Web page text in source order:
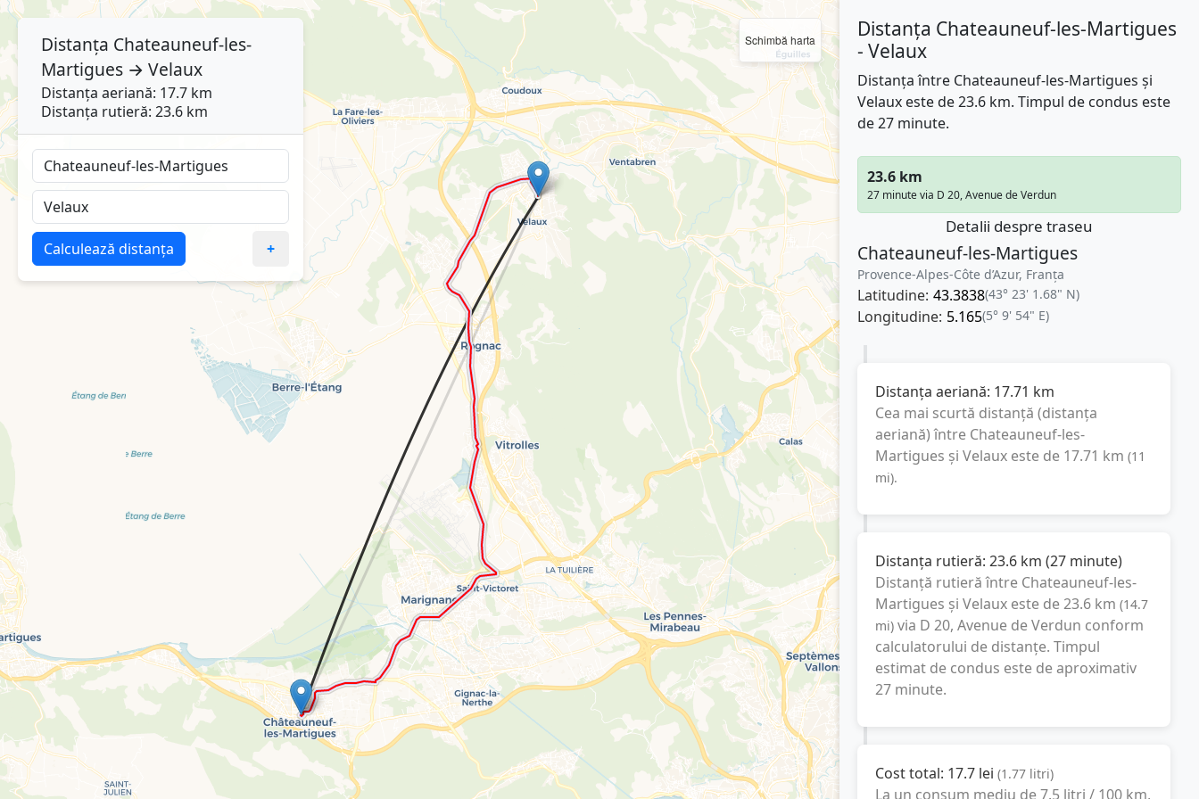
Schimbă harta
Distanța Chateauneuf-les-Martigues
- Velaux
Distanța între Chateauneuf-les-Martigues și
Velaux este de 23.6 km. Timpul de condus este
de 27 minute.
23.6 km
27 minute via D 20, Avenue de Verdun
Detalii despre traseu
Chateauneuf-les-Martigues
Provence-Alpes-Côte d’Azur, Franţa
Latitudine: 43.3838(43° 23' 1.68" N)
Longitudine: 5.165(5° 9' 54" E)
Distanța aeriană: 17.71 km
Cea mai scurtă distanță (distanța
aeriană) între Chateauneuf-les-
Martigues și Velauxeste de 17.71 km (11
mi).
Distanța rutieră: 23.6 km (27 minute)
Distanță rutieră între Chateauneuf-les-
Martigues și Velauxeste de23.6 km (14.7
mi) via D 20, Avenue de Verdun conform
calculatorului de distanțe. Timpul
estimat de condus este de aproximativ
27 minute.
Cost total: 17.7 lei (1.77 litri)
La un consum mediu de7.5 litri / 100 km,
Distanța Chateauneuf-les-
Martigues → Velaux
Distanța aeriană: 17.7 km
Distanța rutieră: 23.6 km
Calculează distanța +